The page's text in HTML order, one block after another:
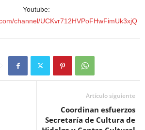
Youtube:
channel/UCKvr712HVPoFHwFimUk3xjQ
Artículo siguiente
Coordinan esfuerzos
Secretaría de Cultura de